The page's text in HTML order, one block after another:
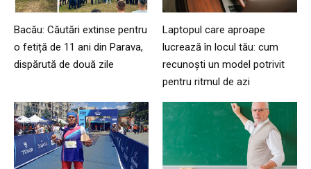
Bacău: Căutări extinse pentru
o fetiță de 11 ani din Parava,
dispărută de două zile
Laptopul care aproape
lucrează în locul tău: cum
recunoști un model potrivit
pentru ritmul de azi